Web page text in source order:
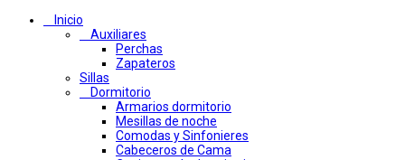
Inicio
Auxiliares
Perchas
Zapateros
Sillas
Dormitorio
Armarios dormitorio
Mesillas de noche
Comodas y Sinfonieres
Cabeceros de Cama